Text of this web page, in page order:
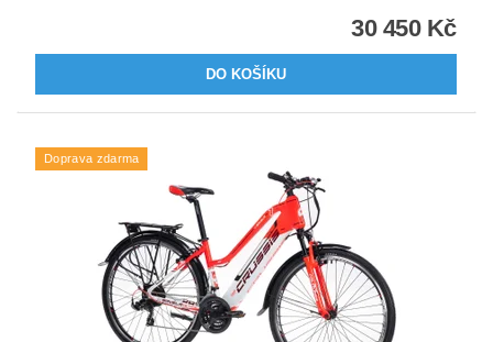
30 450 Kč
Doprava zdarma